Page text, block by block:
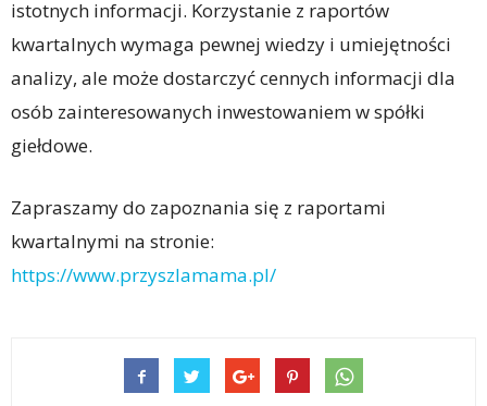
istotnych informacji. Korzystanie z raportów
kwartalnych wymaga pewnej wiedzy i umiejętności
analizy, ale może dostarczyć cennych informacji dla
osób zainteresowanych inwestowaniem w spółki
giełdowe.
Zapraszamy do zapoznania się z raportami
kwartalnymi na stronie:
https://www.przyszlamama.pl/